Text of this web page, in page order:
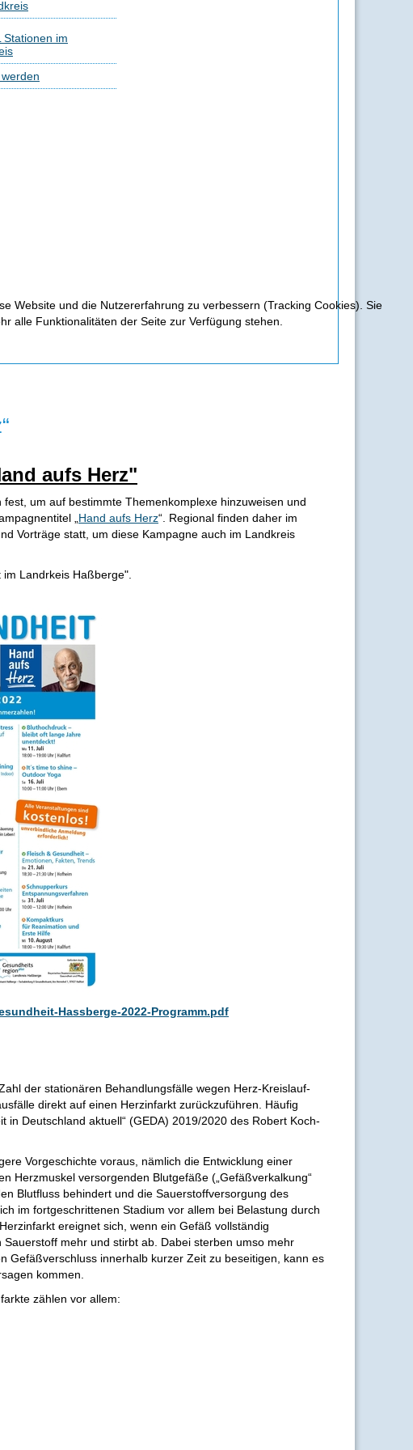
Stationen im
aufs Herz"
um auf bestimmte Themenkomplexe hinzuweisen und
„Hand aufs Herz“. Regional finden daher im
Vorträge statt, um diese Kampagne auch im Landkreis
Landrkeis Haßberge".
Hassberge-2022-Programm.pdf
der stationären Behandlungsfälle wegen Herz-Kreislauf-
direkt auf einen Herzinfarkt zurückzuführen. Häufig
Deutschland aktuell“ (GEDA) 2019/2020 des Robert Koch-
Vorgeschichte voraus, nämlich die Entwicklung einer
Herzmuskel versorgenden Blutgefäße („Gefäßverkalkung“
Blutfluss behindert und die Sauerstoffversorgung des
im fortgeschrittenen Stadium vor allem bei Belastung durch
ereignet sich, wenn ein Gefäß vollständig
mehr und stirbt ab. Dabei sterben umso mehr
Gefäßverschluss innerhalb kurzer Zeit zu beseitigen, kann es
kommen.
zählen vor allem:
Website und die Nutzererfahrung zu verbessern (Tracking Cookies). Sie
alle Funktionalitäten der Seite zur Verfügung stehen.